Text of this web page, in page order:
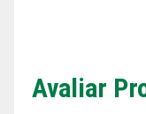
Avaliar